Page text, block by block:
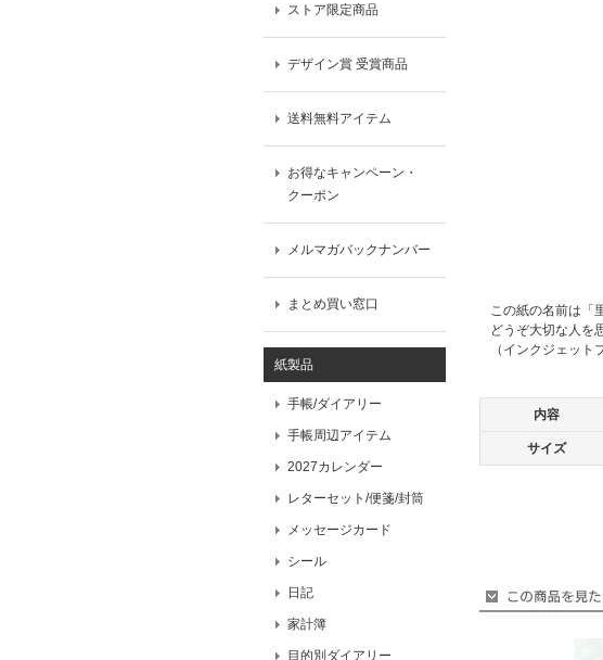
ストア限定商品
デザイン賞 受賞商品
送料無料アイテム
お得なキャンペーン・
クーポン
メルマガバックナンバー
まとめ買い窓口
紙製品
手帳/ダイアリー
手帳周辺アイテム
2027カレンダー
レターセット/便箋/封筒
メッセージカード
シール
日記
家計簿
目的別ダイアリー
この紙の名前は「
どうぞ大切な人を
（インクジェッ
内容
サイズ